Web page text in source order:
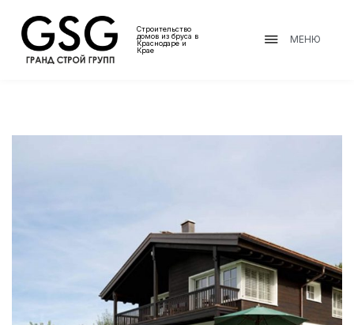
Строительство
домов из бруса в
Краснодаре и
Крае
МЕНЮ